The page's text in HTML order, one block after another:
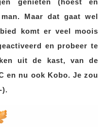
genieten (hoest en
Maar dat gaat wel
komt er veel moois
en probeer te
uit de kast, van de
en nu ook Kobo. Je zou
).